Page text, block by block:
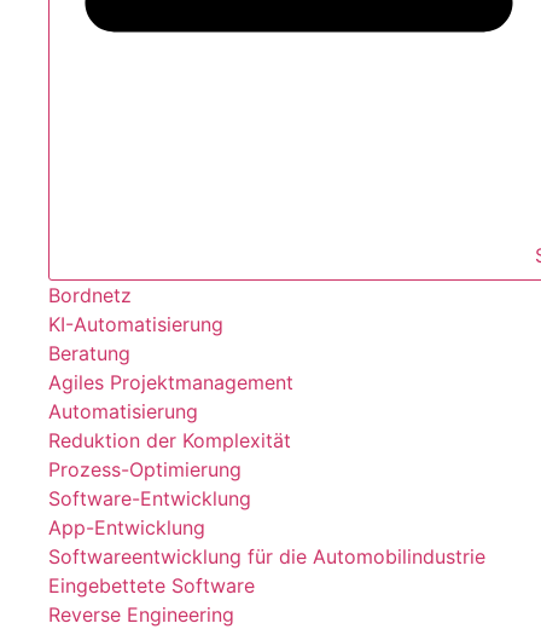
Bordnetz
KI-Automatisierung
Beratung
Agiles Projektmanagement
Automatisierung
Reduktion der Komplexität
Prozess-Optimierung
Software-Entwicklung
App-Entwicklung
Softwareentwicklung für die Automobilindustrie
Eingebettete Software
Reverse Engineering